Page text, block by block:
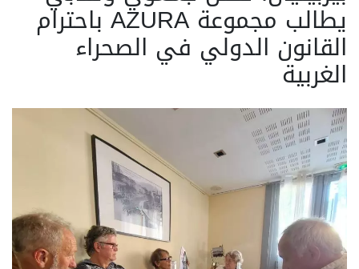
يطالب مجموعة AZURA باحترام
القانون الدولي في الصحراء
الغربية